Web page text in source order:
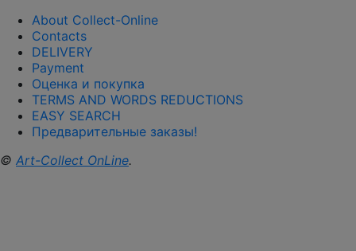
About Collect-Online
Contacts
DELIVERY
Payment
Оценка и покупка
TERMS AND WORDS REDUCTIONS
EASY SEARCH
Предварительные заказы!
© Art-Collect OnLine.